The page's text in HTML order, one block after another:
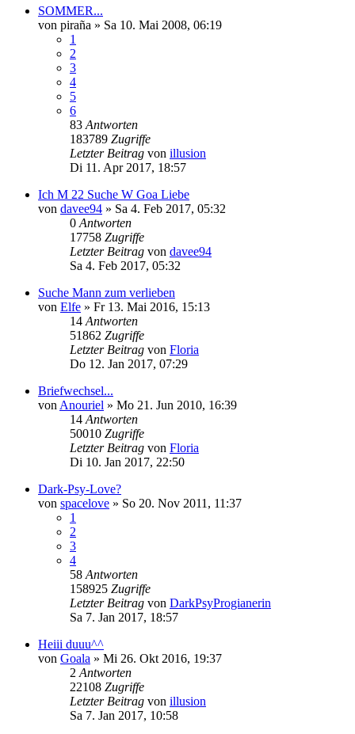
SOMMER...
von piraña » Sa 10. Mai 2008, 06:19
1
2
3
4
5
6
83 Antworten
183789 Zugriffe
Letzter Beitrag von illusion
Di 11. Apr 2017, 18:57
Ich M 22 Suche W Goa Liebe
von davee94 » Sa 4. Feb 2017, 05:32
0 Antworten
17758 Zugriffe
Letzter Beitrag von davee94
Sa 4. Feb 2017, 05:32
Suche Mann zum verlieben
von Elfe » Fr 13. Mai 2016, 15:13
14 Antworten
51862 Zugriffe
Letzter Beitrag von Floria
Do 12. Jan 2017, 07:29
Briefwechsel...
von Anouriel » Mo 21. Jun 2010, 16:39
14 Antworten
50010 Zugriffe
Letzter Beitrag von Floria
Di 10. Jan 2017, 22:50
Dark-Psy-Love?
von spacelove » So 20. Nov 2011, 11:37
1
2
3
4
58 Antworten
158925 Zugriffe
Letzter Beitrag von DarkPsyProgianerin
Sa 7. Jan 2017, 18:57
Heiii duuu^^
von Goala » Mi 26. Okt 2016, 19:37
2 Antworten
22108 Zugriffe
Letzter Beitrag von illusion
Sa 7. Jan 2017, 10:58